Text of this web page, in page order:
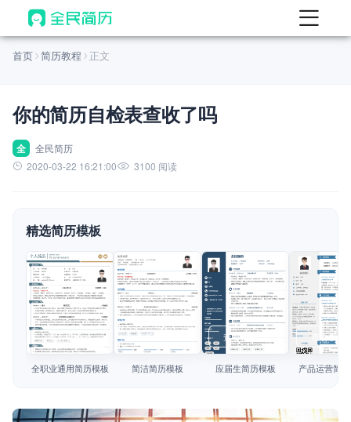
首页
AI 生成简历
AI 优化简历
AI 翻译简历
AI 模拟面试
面试自我介绍
AI 职场工具 New
简历模板
简历教程
首页 简历教程 正文
你的简历自检表查收了吗
全
全民简历
2020-03-22 16:21:00
3100 阅读
精选简历模板
查看模板
全职业通用简历模板
查看模板
简洁简历模板
查看模板
应届生简历模板
查看模板
产品运营简